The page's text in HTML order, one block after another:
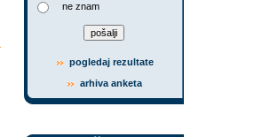
ne znam
pogledaj rezultate
arhiva anketa